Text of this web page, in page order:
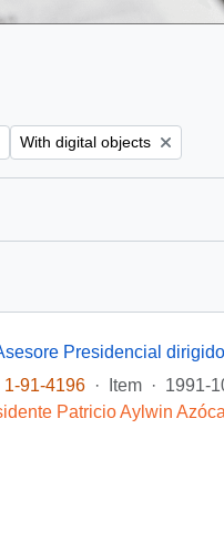
Remove filter:
With digital objects
91-4196
· Item · 1991-
Patricio Aylwin